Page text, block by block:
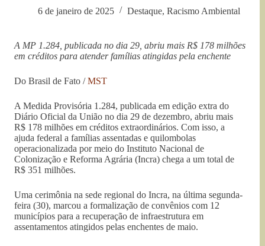
6 de janeiro de 2025 Destaque, Racismo Ambiental
A MP 1.284, publicada no dia 29, abriu mais R$ 178 milhões
em créditos para atender famílias atingidas pela enchente
Do Brasil de Fato /MST
A Medida Provisória 1.284, publicada em edição extra do
Diário Oficial da União no dia 29 de dezembro, abriu mais
R$ 178 milhões em créditos extraordinários. Com isso, a
ajuda federal a famílias assentadas e quilombolas
operacionalizada por meio do Instituto Nacional de
Colonização e Reforma Agrária (Incra) chega a um total de
R$ 351 milhões.
Uma cerimônia na sede regional do Incra, na última segunda-
feira (30), marcou a formalização de convênios com 12
municípios para a recuperação de infraestrutura em
assentamentos atingidos pelas enchentes de maio.